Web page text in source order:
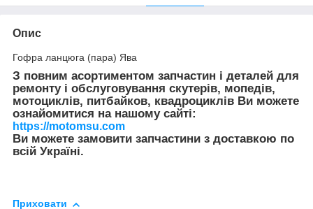
Опис
Гофра ланцюга (пара) Ява
З повним асортиментом запчастин і деталей для
ремонту і обслуговування скутерів, мопедів,
мотоциклів, питбайков, квадроциклів Ви можете
ознайомитися на нашому сайті:
https://motomsu.com
Ви можете замовити запчастини з доставкою по
всій Україні.
Приховати